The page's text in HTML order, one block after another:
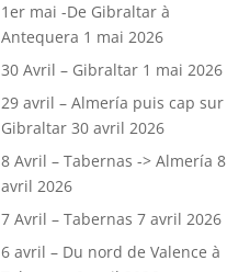
1er mai -De Gibraltar à
Antequera 1 mai 2026
30 Avril – Gibraltar 1 mai 2026
29 avril – Almería puis cap sur
Gibraltar 30 avril 2026
8 Avril – Tabernas -> Almería 8
avril 2026
7 Avril – Tabernas 7 avril 2026
6 avril – Du nord de Valence à